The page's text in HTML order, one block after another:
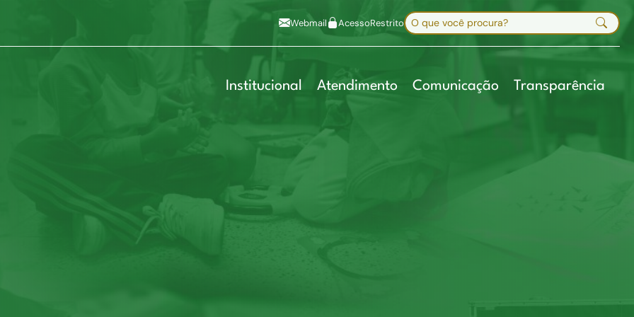
Mapa do site
Webmail AcessoRestritoBuscar no site
Institucional Atendimento Comunicação Transparência